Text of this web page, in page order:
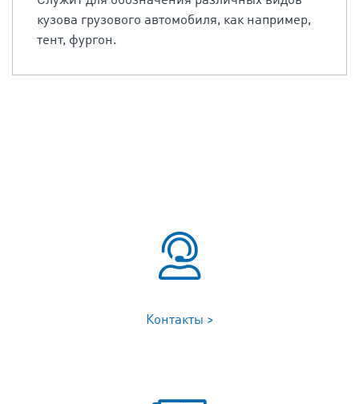
кузова грузового автомобиля, как например,
тент, фургон.
Контакты >